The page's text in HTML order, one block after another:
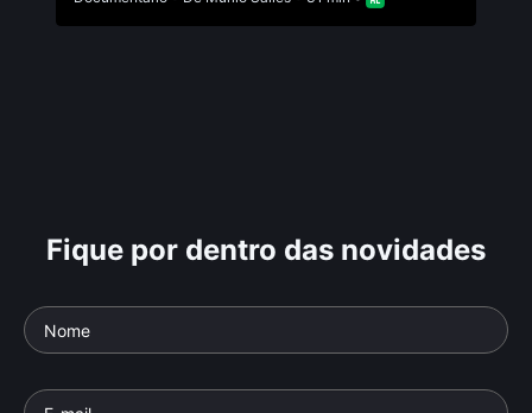
Fique por dentro das novidades